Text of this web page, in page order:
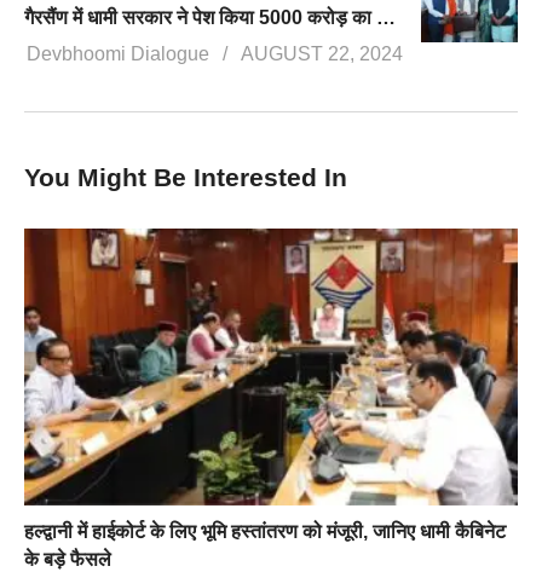
गैरसैंण में धामी सरकार ने पेश किया 5000 करोड़ का अनुपूरक बजट, आपदा प्रबंधन, शिक्षा और सूचना तंत्र पर खर्च होगा ज्यादा पैसा
Devbhoomi Dialogue
AUGUST 22, 2024
You Might Be Interested In
हल्द्वानी में हाईकोर्ट के लिए भूमि हस्तांतरण को मंजूरी, जानिए धामी कैबिनेट
के बड़े फैसले